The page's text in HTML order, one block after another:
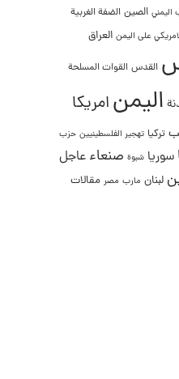
اليمني الصين الضفة الغربية
على اليمن العراق
القدس القوات المسلحة
اليمنامريكا
تركيا تهجير الفلسطينيين حزب
سوريا شبوة صنعاء عاجل
لبنان مارب مصر مقالات